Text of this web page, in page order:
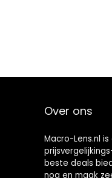
Over ons
Macro-Lens.nl
beste deals
nog en maak